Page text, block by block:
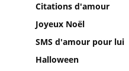
Citations d'amour
Joyeux Noël
SMS d'amour pour lui
Halloween